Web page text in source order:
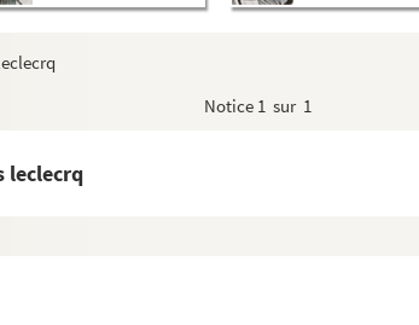
Notice 1 sur 1
leclecrq
Artus (de)